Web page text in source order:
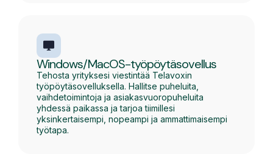
Windows/MacOS-työpöytäsovellus
Tehosta yrityksesi viestintää Telavoxin
työpöytäsovelluksella. Hallitse puheluita,
vaihdetoimintoja ja asiakasvuoropuheluita
yhdessä paikassa ja tarjoa tiimillesi
yksinkertaisempi, nopeampi ja ammattimaisempi
työtapa.